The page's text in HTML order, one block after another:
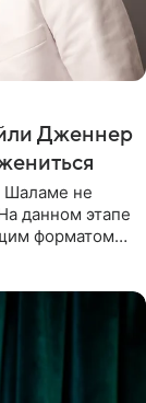
Дженнер
Шаламе не
данном этапе
форматом